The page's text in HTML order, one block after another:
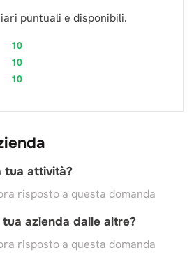
puntuali e disponibili.
10
10
10
tua attività?
risposto a questa domanda
azienda dalle altre?
risposto a questa domanda